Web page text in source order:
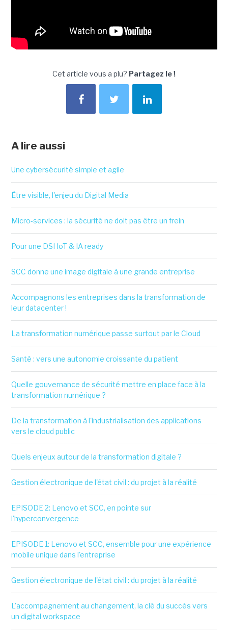
Cet article vous a plu? Partagez le !
A lire aussi
Une cybersécurité simple et agile
Être visible, l'enjeu du Digital Media
Micro-services : la sécurité ne doit pas être un frein
Pour une DSI IoT & IA ready
SCC donne une image digitale à une grande entreprise
Accompagnons les entreprises dans la transformation de
leur datacenter !
La transformation numérique passe surtout par le Cloud
Santé : vers une autonomie croissante du patient
Quelle gouvernance de sécurité mettre en place face à la
transformation numérique ?
De la transformation à l'industrialisation des applications
vers le cloud public
Quels enjeux autour de la transformation digitale ?
Gestion électronique de l'état civil : du projet à la réalité
EPISODE 2: Lenovo et SCC, en pointe sur
l'hyperconvergence
EPISODE 1: Lenovo et SCC, ensemble pour une expérience
mobile unique dans l'entreprise
Gestion électronique de l'état civil : du projet à la réalité
L'accompagnement au changement, la clé du succès vers
un digital workspace